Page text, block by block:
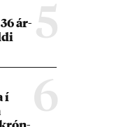
5
ár­
6
í